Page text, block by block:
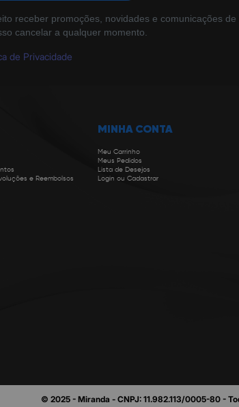
receber promoções, novidades e comunicações
cancelar a qualquer momento.
de Privacidade
e Reembolsos
MINHA CONTA
Meu Carrinho
Meus Pedidos
Lista de Desejos
Login ou Cadastrar
© 2025 - Miranda - CNPJ: 11.982.113/0005-80 -